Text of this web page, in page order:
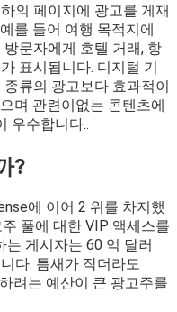
의 페이지에 광고를 게재
를 들어 여행 목적지에
문자에게 호텔 거래, 항
표시됩니다. 디지털 기
류의 광고보다 효과적이
며 관련이없는 콘텐츠에
우수합니다..
?
에 이어 2 위를 차지했
풀에 대한 VIP 액세스를
는 게시자는 60 억 달러
다. 틈새가 작더라도
려는 예산이 큰 광고주를